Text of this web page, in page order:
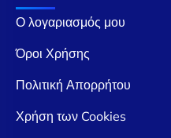
Ο λογαριασμός μου
Όροι Χρήσης
Πολιτική Απορρήτου
Χρήση των Cookies